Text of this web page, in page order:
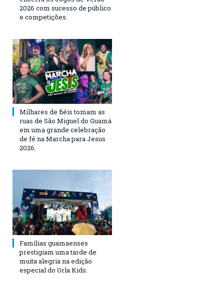
2026 com sucesso de público
e competições.
Milhares de fiéis tomam as
ruas de São Miguel do Guamá
em uma grande celebração
de fé na Marcha para Jesus
2026.
Famílias guamaenses
prestigiam uma tarde de
muita alegria na edição
especial do Orla Kids.